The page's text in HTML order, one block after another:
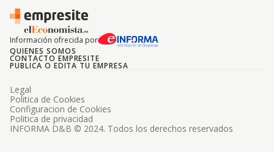
Información ofrecida por
QUIENES SOMOS
CONTACTO EMPRESITE
PUBLICA O EDITA TU EMPRESA
INFORMA D&B © 2024. Todos los derechos reservados
Legal
Politica de Cookies
Configuracion de Cookies
Politica de privacidad